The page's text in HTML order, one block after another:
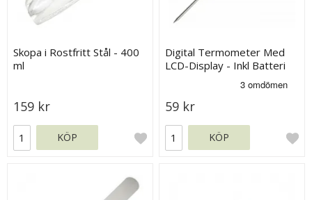
Skopa i Rostfritt Stål - 400
ml
159 kr
KÖP
Digital Termometer Med
LCD-Display - Inkl Batteri
59 kr
KÖP